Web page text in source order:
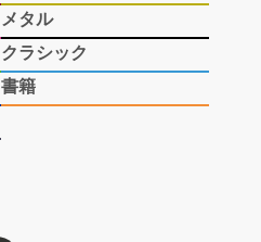
メタル
クラシック
書籍